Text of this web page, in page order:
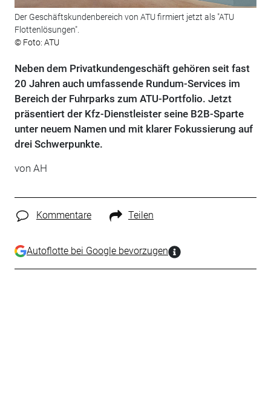
Der Geschäftskundenbereich von ATU firmiert jetzt als "ATU
Flottenlösungen".
© Foto: ATU
Neben dem Privatkundengeschäft gehören seit fast
20 Jahren auch umfassende Rundum-Services im
Bereich der Fuhrparks zum ATU-Portfolio. Jetzt
präsentiert der Kfz-Dienstleister seine B2B-Sparte
unter neuem Namen und mit klarer Fokussierung auf
drei Schwerpunkte.
von AH
Kommentare Teilen
Autoflotte bei Google bevorzugen